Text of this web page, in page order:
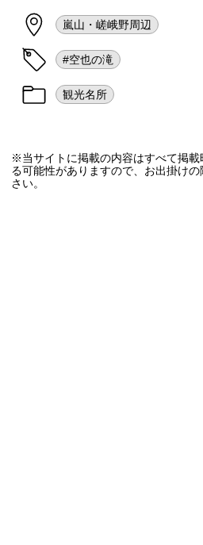
嵐山・嵯峨野周辺
#空也の滝
観光名所
※当サイトに掲載の内容はすべて掲
る可能性がありますので、お出掛け
さい。